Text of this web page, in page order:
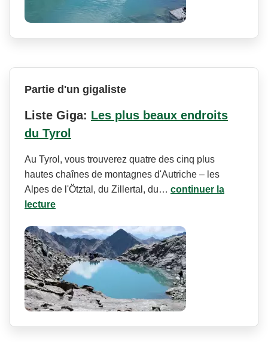
Partie d'un gigaliste
Liste Giga: Les plus beaux endroits
du Tyrol
Au Tyrol, vous trouverez quatre des cinq plus
hautes chaînes de montagnes d'Autriche – les
Alpes de l'Ötztal, du Zillertal, du… continuer la
lecture